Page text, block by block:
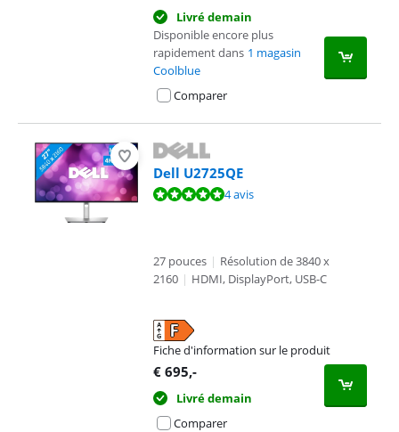
Livré demain
Disponible encore plus
rapidement dans 1 magasin
Coolblue
Comparer
Dell U2725QE
La note est de 9,9 sur 10, basée sur 4 avis.4 avis
27 pouces | Résolution de 3840 x
2160 | HDMI, DisplayPort, USB-C
Fiche d'information sur le produit
s'ouvre dans un nouvel onglet
€ 695,-
Livré demain
Comparer